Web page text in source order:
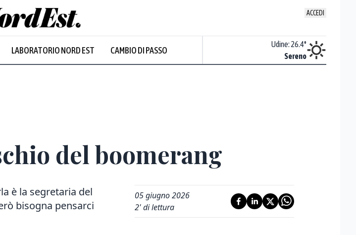
ACCEDI
LABORATORIO NORD EST CAMBIO DI PASSO
Udine: 26.4°
Sereno
del boomerang
è la segretaria del
bisogna pensarci
05 giugno 2026
2' di lettura